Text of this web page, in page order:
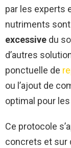
par les experts
nutriments
excessive du
d’autres
ponctuelle de
ou l’ajout de
optimal pour
Ce protocole
concrets et sur